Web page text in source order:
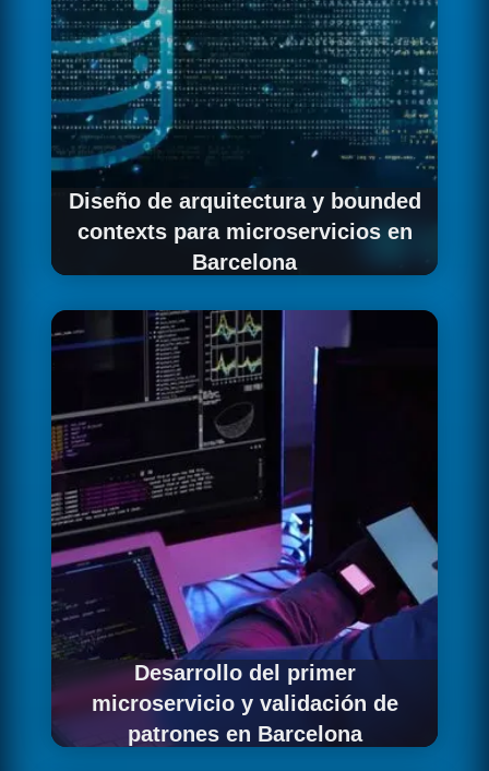
Barcelona, lo decimos claramente.
Diseño de arquitectura y bounded
contexts para microservicios en
Barcelona
Domain-Driven Design con los equipos
técnicos y de negocio de empresas
barcelonesas para identificar los subdominios
de negocio, definir los bounded contexts y
diseñar los límites de los microservicios de
forma que reflejen la estructura real del
dominio y minimicen el acoplamiento entre
servicios.
Desarrollo del primer
microservicio y validación de
patrones en Barcelona